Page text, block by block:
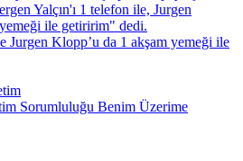
Jurgen Klopp’u da 1 akşam yemeği ile
Sorumluluğu Benim Üzerime